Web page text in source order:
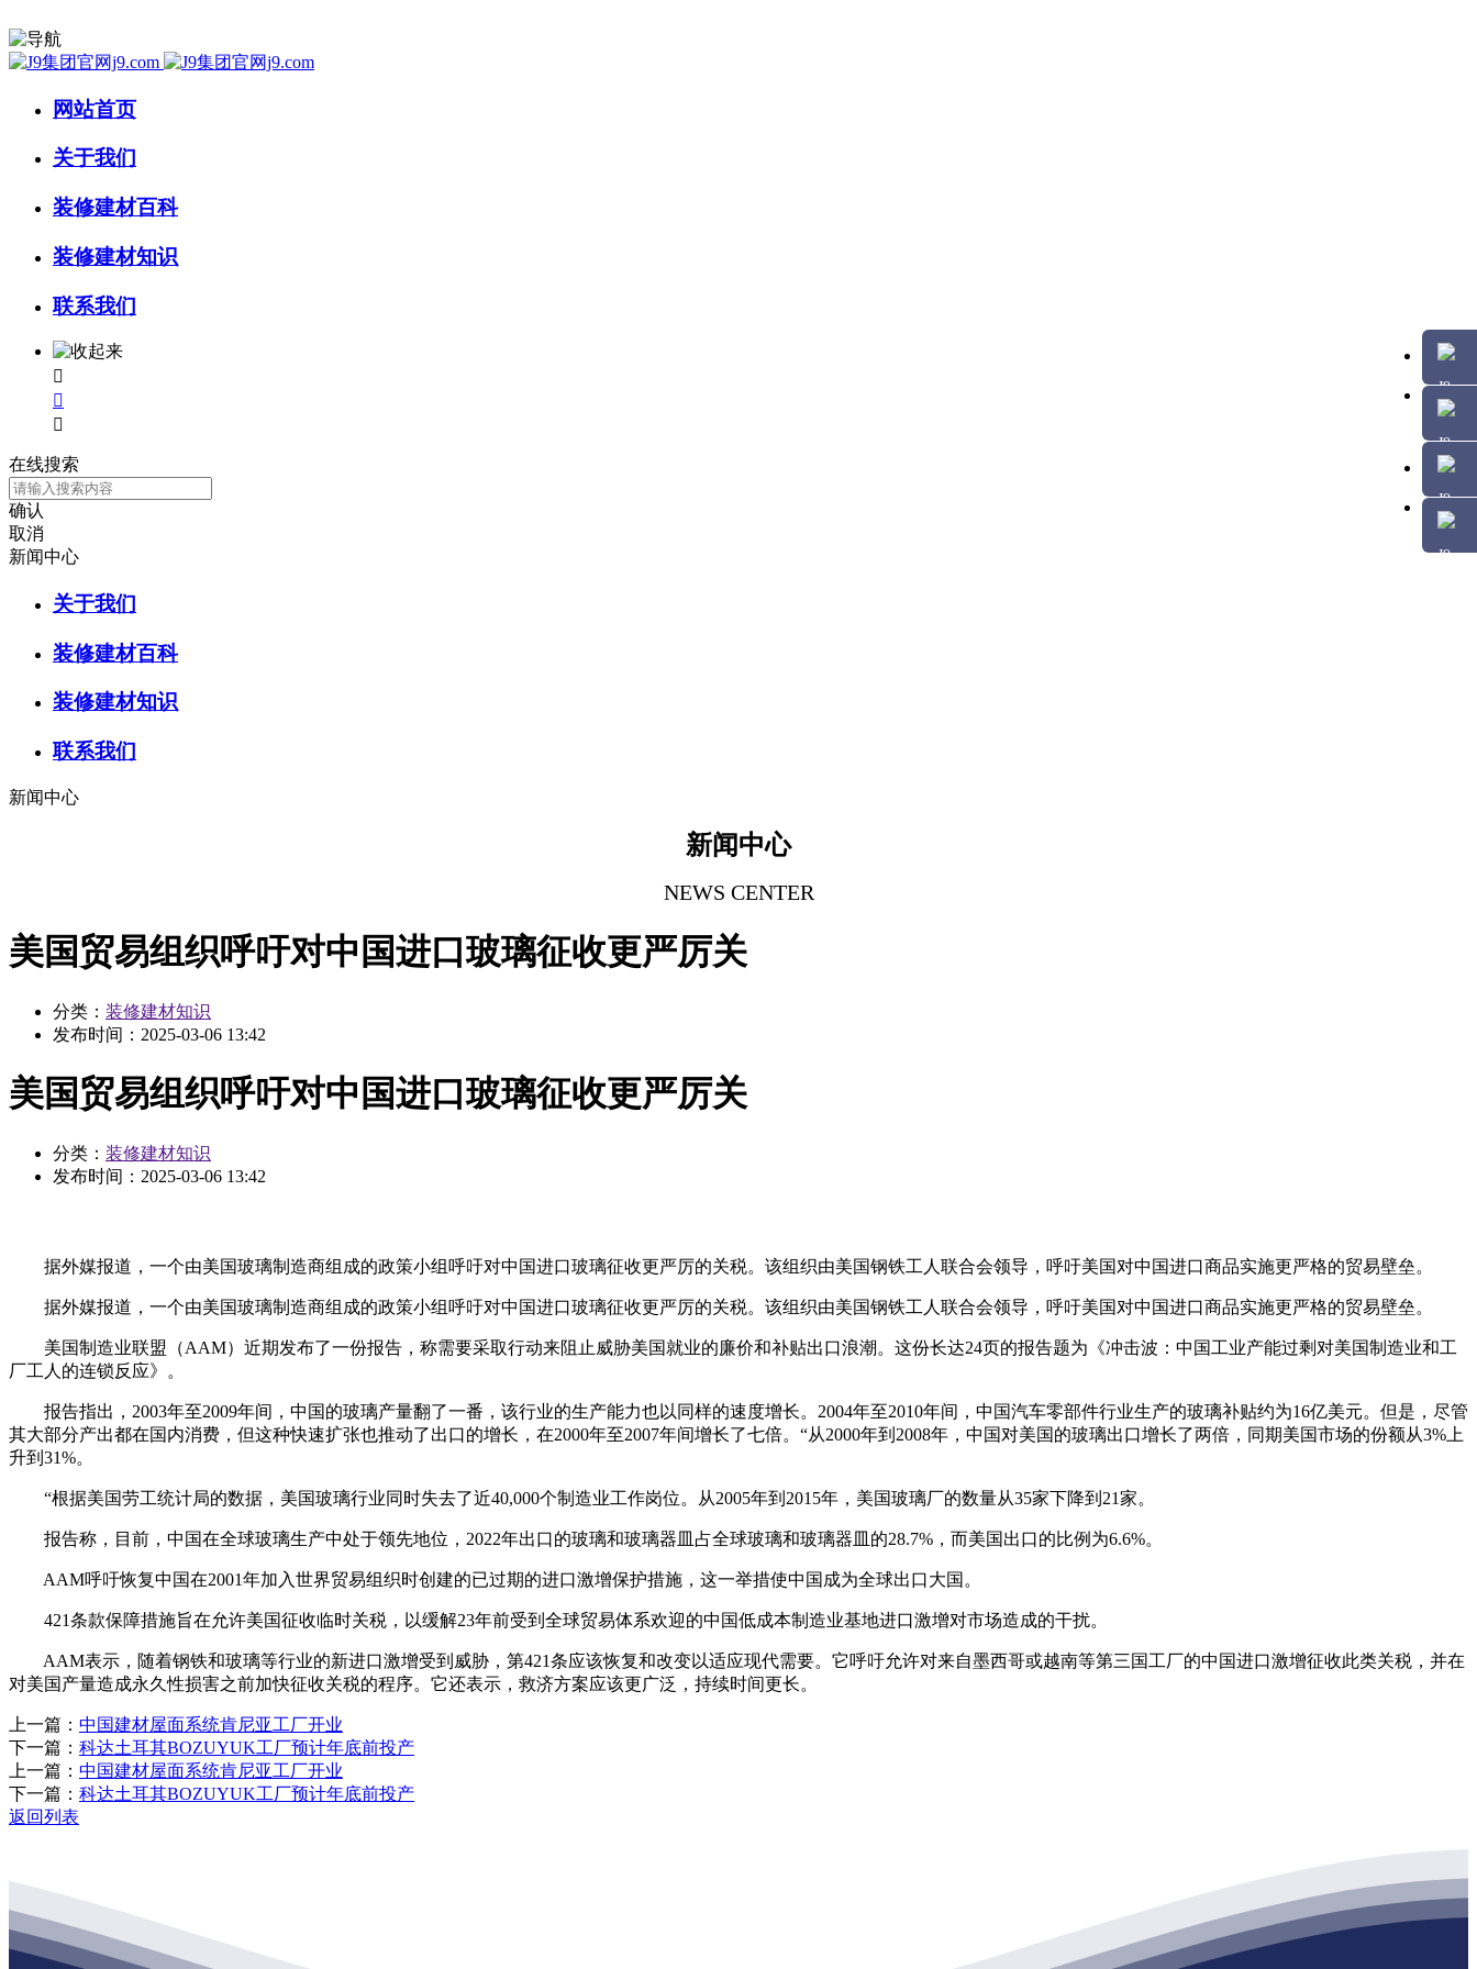
网站首页
关于我们
装修建材百科
装修建材知识
联系我们



在线搜索
确认
取消
新闻中心
关于我们
装修建材百科
装修建材知识
联系我们
新闻中心
新闻中心
NEWS CENTER
美国贸易组织呼吁对中国进口玻璃征收更严厉关
分类： 装修建材知识
发布时间： 2025-03-06 13:42
美国贸易组织呼吁对中国进口玻璃征收更严厉关
分类： 装修建材知识
发布时间： 2025-03-06 13:42
据外媒报道，一个由美国玻璃制造商组成的政策小组呼吁对中国进口玻璃征收更严厉的关税。该组织由美国钢铁工人联合会领导，呼吁美国对中国进口商品实施更严格的贸易壁垒。
据外媒报道，一个由美国玻璃制造商组成的政策小组呼吁对中国进口玻璃征收更严厉的关税。该组织由美国钢铁工人联合会领导，呼吁美国对中国进口商品实施更严格的贸易壁垒。
美国制造业联盟（AAM）近期发布了一份报告，称需要采取行动来阻止威胁美国就业的廉价和补贴出口浪潮。这份长达24页的报告题为《冲击波：中国工业产能过剩对美国制造业和工
厂工人的连锁反应》。
报告指出，2003年至2009年间，中国的玻璃产量翻了一番，该行业的生产能力也以同样的速度增长。2004年至2010年间，中国汽车零部件行业生产的玻璃补贴约为16亿美元。但是，尽管
其大部分产出都在国内消费，但这种快速扩张也推动了出口的增长，在2000年至2007年间增长了七倍。“从2000年到2008年，中国对美国的玻璃出口增长了两倍，同期美国市场的份额从3%上
升到31%。
“根据美国劳工统计局的数据，美国玻璃行业同时失去了近40,000个制造业工作岗位。从2005年到2015年，美国玻璃厂的数量从35家下降到21家。
报告称，目前，中国在全球玻璃生产中处于领先地位，2022年出口的玻璃和玻璃器皿占全球玻璃和玻璃器皿的28.7%，而美国出口的比例为6.6%。
AAM呼吁恢复中国在2001年加入世界贸易组织时创建的已过期的进口激增保护措施，这一举措使中国成为全球出口大国。
421条款保障措施旨在允许美国征收临时关税，以缓解23年前受到全球贸易体系欢迎的中国低成本制造业基地进口激增对市场造成的干扰。
AAM表示，随着钢铁和玻璃等行业的新进口激增受到威胁，第421条应该恢复和改变以适应现代需要。它呼吁允许对来自墨西哥或越南等第三国工厂的中国进口激增征收此类关税，并在
对美国产量造成永久性损害之前加快征收关税的程序。它还表示，救济方案应该更广泛，持续时间更长。
上一篇： 中国建材屋面系统肯尼亚工厂开业
下一篇： 科达土耳其BOZUYUK工厂预计年底前投产
上一篇： 中国建材屋面系统肯尼亚工厂开业
下一篇： 科达土耳其BOZUYUK工厂预计年底前投产
返回列表